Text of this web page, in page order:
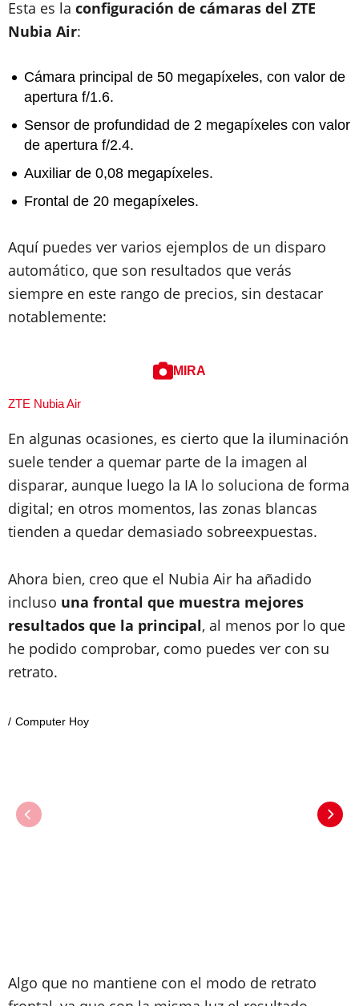
Esta es la configuración de cámaras del ZTE
Nubia Air:
Cámara principal de 50 megapíxeles, con valor de
apertura f/1.6.
Sensor de profundidad de 2 megapíxeles con valor
de apertura f/2.4.
Auxiliar de 0,08 megapíxeles.
Frontal de 20 megapíxeles.
Aquí puedes ver varios ejemplos de un disparo
automático, que son resultados que verás
siempre en este rango de precios, sin destacar
notablemente:
MIRA
ZTE Nubia Air
En algunas ocasiones, es cierto que la iluminación
suele tender a quemar parte de la imagen al
disparar, aunque luego la IA lo soluciona de forma
digital; en otros momentos, las zonas blancas
tienden a quedar demasiado sobreexpuestas.
Ahora bien, creo que el Nubia Air ha añadido
incluso una frontal que muestra mejores
resultados que la principal, al menos por lo que
he podido comprobar, como puedes ver con su
retrato.
Computer Hoy
Algo que no mantiene con el modo de retrato